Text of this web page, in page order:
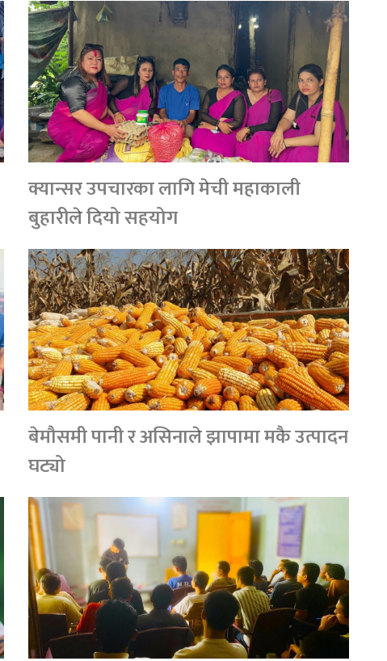
क्यान्सर उपचारका लागि मेची महाकाली
बुहारीले दियो सहयोग
बेमौसमी पानी र असिनाले झापामा मकै उत्पादन
घट्यो